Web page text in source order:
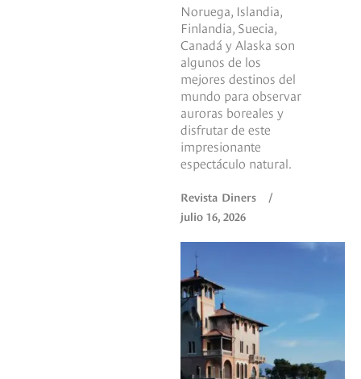
Noruega, Islandia,
Finlandia, Suecia,
Canadá y Alaska son
algunos de los
mejores destinos del
mundo para observar
auroras boreales y
disfrutar de este
impresionante
espectáculo natural.
Revista Diners
/
julio 16, 2026